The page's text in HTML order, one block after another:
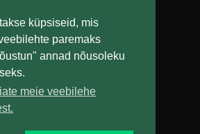
küpsiseid, mis
paremaks
annad nõusoleku
meie veebilehe
Teabesalv
Liitu uudiskirjaga